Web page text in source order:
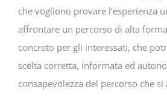
che vogliono provare l’esperienza
affrontare un percorso di alta
concreto per gli interessati, che
scelta corretta, informata ed
consapevolezza del percorso che